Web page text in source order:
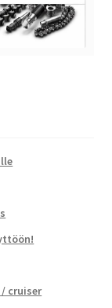
/ cruiser